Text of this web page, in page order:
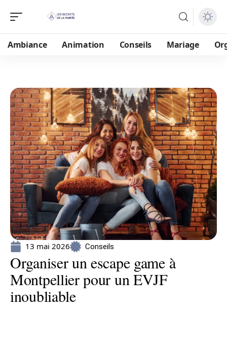
Ambiance Animation Conseils Mariage
13 mai 2026 Conseils
Organiser un escape game à
Montpellier pour un EVJF
inoubliable